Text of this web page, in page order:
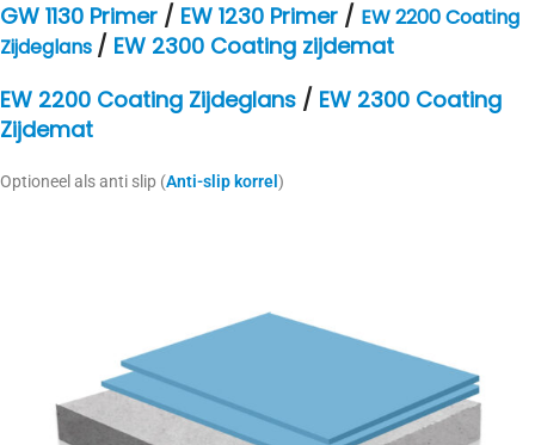
GW 1130 Primer / EW 1230 Primer / EW 2200 Coating
Zijdeglans / EW 2300 Coating zijdemat
EW 2200 Coating Zijdeglans / EW 2300 Coating
Zijdemat
Optioneel als anti slip (Anti-slip korrel )